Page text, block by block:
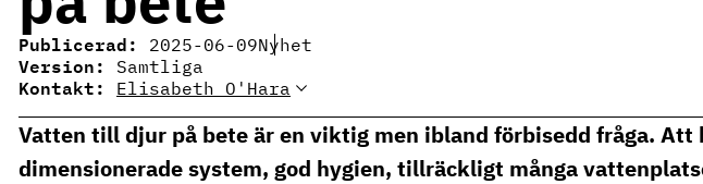
Publicerad: 2025-06-09Nyhet
Version: Samtliga
Kontakt: Elisabeth O'Hara
Elisabeth O'Hara
Ämnesansvarig nöt
elisabeth.ohara@ri.se
010 516 59 46
Vatten till djur på bete är en viktig men ibland förbisedd fråga. Att
dimensionerade system, god hygien, tillräckligt många